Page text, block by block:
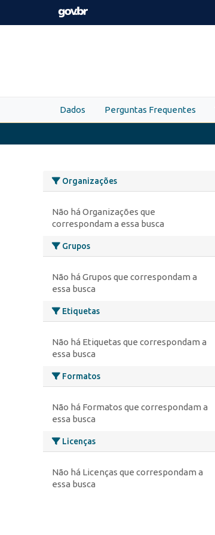
Skip to main content
Dados Perguntas Frequentes
Organizações
Não há Organizações que
correspondam a essa busca
Grupos
Não há Grupos que correspondam a
essa busca
Etiquetas
Não há Etiquetas que correspondam a
essa busca
Formatos
Não há Formatos que correspondam a
essa busca
Licenças
Não há Licenças que correspondam a
essa busca